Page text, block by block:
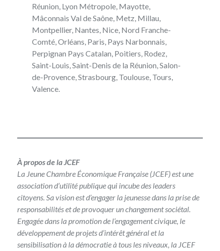
Réunion, Lyon Métropole, Mayotte,
Mâconnais Val de Saône, Metz, Millau,
Montpellier, Nantes, Nice, Nord Franche-
Comté, Orléans, Paris, Pays Narbonnais,
Perpignan Pays Catalan, Poitiers, Rodez,
Saint-Louis, Saint-Denis de la Réunion, Salon-
de-Provence, Strasbourg, Toulouse, Tours,
Valence.
À propos de la JCEF
La Jeune Chambre Économique Française (JCEF) est une
association d’utilité publique qui incube des leaders
citoyens. Sa vision est d’engager la jeunesse dans la prise de
responsabilités et de provoquer un changement sociétal.
Engagée dans la promotion de l’engagement civique, le
développement de projets d’intérêt général et la
sensibilisation à la démocratie à tous les niveaux, la JCEF